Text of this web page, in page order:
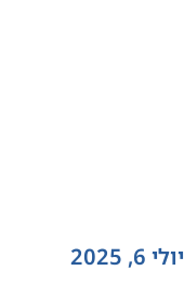
יולי 6, 2025